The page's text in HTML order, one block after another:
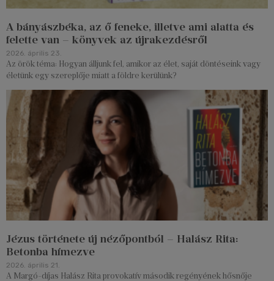
A bányászbéka, az ő feneke, illetve ami alatta és
felette van – könyvek az újrakezdésről
2026. április 23.
Az örök téma: Hogyan álljunk fel, amikor az élet, saját döntéseink vagy
életünk egy szereplője miatt a földre kerülünk?
Jézus története új nézőpontból – Halász Rita:
Betonba hímezve
2026. április 21.
A Margó-díjas Halász Rita provokatív második regényének hősnője